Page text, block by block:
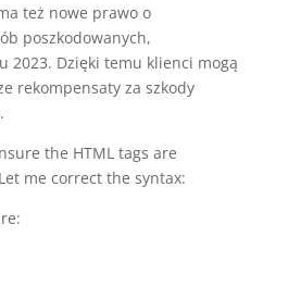
też nowe prawo o
poszkodowanych,
2023. Dzięki temu klienci mogą
rekompensaty za szkody
the HTML tags are
me correct the syntax: